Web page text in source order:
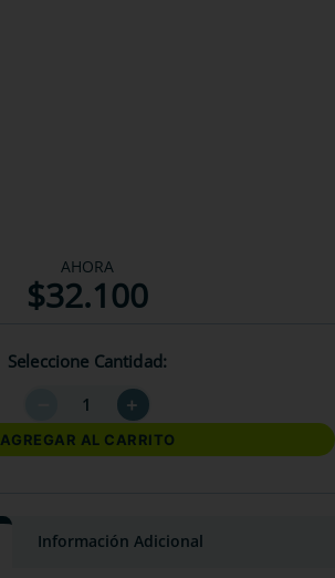
AHORA
$32.100
Seleccione Cantidad
＋
AGREGAR AL CARRITO
Información Adicional